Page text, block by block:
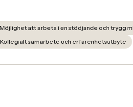
Möjlighet att arbeta i en stödjande och trygg
Kollegialt samarbete och erfarenhetsutbyte